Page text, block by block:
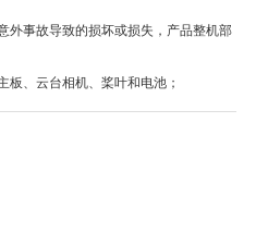
外事故导致的损坏或损失，产品整机部
、云台相机、桨叶和电池；